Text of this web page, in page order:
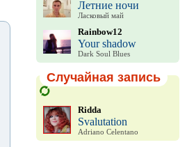
Летние ночи
Ласковый май
Rainbow12
Your shadow
Dark Soul Blues
Случайная запись
Ridda
Svalutation
Adriano Celentano